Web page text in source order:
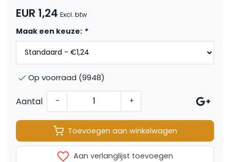
EUR 1,24 Excl. btw
Maak een keuze: *
Op voorraad (9948)
Aantal - +
Toevoegen aan winkelwagen
Aan verlanglijst toevoegen